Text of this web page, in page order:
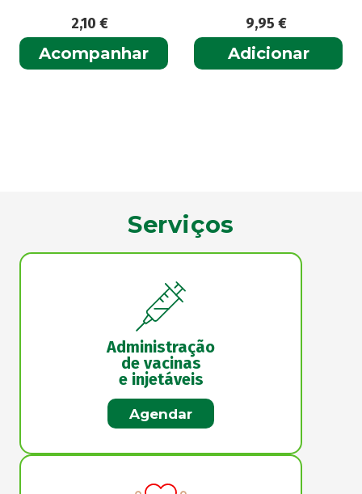
2,10€
Acompanhar
9,95€
Adicionar
Serviços
Administração
de vacinas
e injetáveis
Agendar